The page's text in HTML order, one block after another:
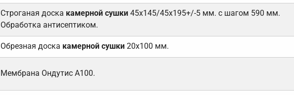
Строганая доска камерной сушки 45х145/45х195+/-5 мм. с шагом 590 мм.
Обработка антисептиком.
Обрезная доска камерной сушки20х100 мм.
Мембрана Ондутис А100.